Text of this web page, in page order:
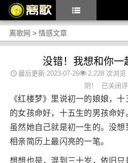
离歌网 > 情感文章
没错！我想和你一
最后更新:2023-07-26 2,228 次浏览
阴！
已关闭
《红楼梦》里说初一的娘娘，
的女孩命好，十五生的男孩命好
虽然她自己就是初一生的。没
相亲简历上最闪亮的一笔。
想想也是，混到三十岁，依旧